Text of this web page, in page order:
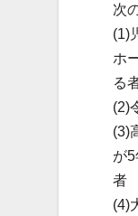
次
(1)
ホ
る
(2)
(3)
が
者
(4)